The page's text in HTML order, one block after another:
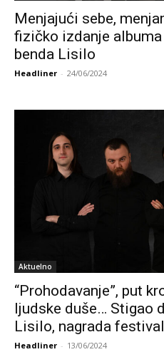
Menjajući sebe,
fizičko izdanje albuma
benda Lisilo
Headliner - 24/06/2024
Aktuelno
“Prohodavanje”, put
ljudske duše… Stigao
Lisilo, nagrada
Headliner - 13/06/2024